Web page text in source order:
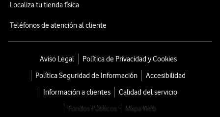
Localiza tu tienda física
Teléfonos de atención al cliente
Aviso Legal
Política de Privacidad y Cookies
Política Seguridad de Información
Accesibilidad
Información a clientes
Calidad del servicio
Fondos Públicos
Mapa Web